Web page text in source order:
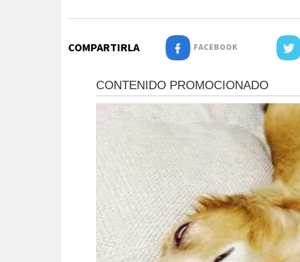
COMPARTIRLA FACEBOOK